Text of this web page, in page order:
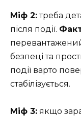
Міф 2:треба
після події.
безпеці та
події варто
стабілізується.
Міф 3: якщо